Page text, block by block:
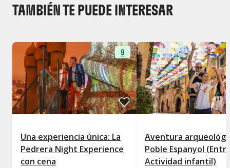
TAMBIÉN TE PUEDE INTERESAR
9
Una experiencia única: La
Pedrera Night Experience
con cena
Aventura
Poble Espanyol
Actividad infantil)